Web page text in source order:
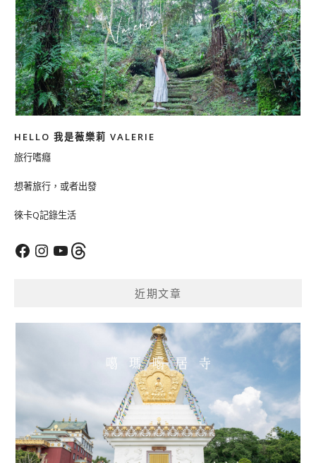
HELLO 我是薇樂莉 VALERIE
旅行嗜癮
想著旅行，或者出發
徠卡Q記錄生活
FacebookInstagram
YouTubeThreads
近期文章